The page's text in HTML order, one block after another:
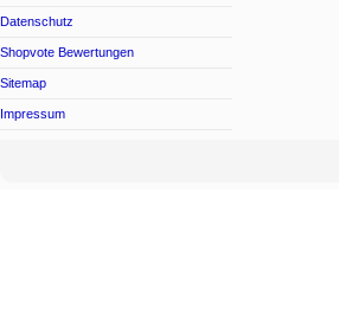
Datenschutz
Shopvote Bewertungen
Sitemap
Impressum